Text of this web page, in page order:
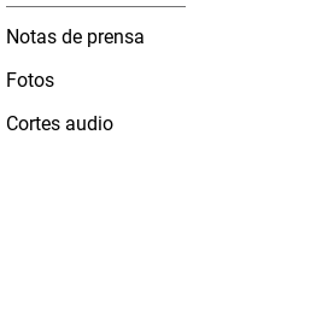
Notas de prensa
Fotos
Cortes audio